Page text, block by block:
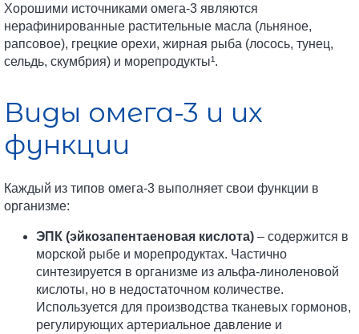
Хорошими источниками омега-3 являются
нерафинированные растительные масла (льняное,
рапсовое), грецкие орехи, жирная рыба (лосось, тунец,
сельдь, скумбрия) и морепродукты¹.
Виды омега-3 и их
функции
Каждый из типов омега-3 выполняет свои функции в
организме:
ЭПК (эйкозапентаеновая кислота) – содержится в
морской рыбе и морепродуктах. Частично
синтезируется в организме из альфа-линоленовой
кислоты, но в недостаточном количестве.
Используется для производства тканевых гормонов,
регулирующих артериальное давление и